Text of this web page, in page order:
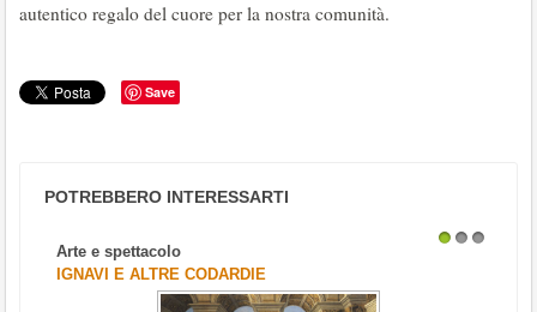
autentico regalo del cuore per la nostra comunità.
Save
POTREBBERO INTERESSARTI
Arte e spettacolo
IGNAVI E ALTRE CODARDIE